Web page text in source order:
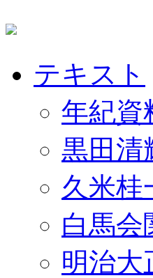
テキスト
年紀資
黒田清
久米桂
白馬会
明治大